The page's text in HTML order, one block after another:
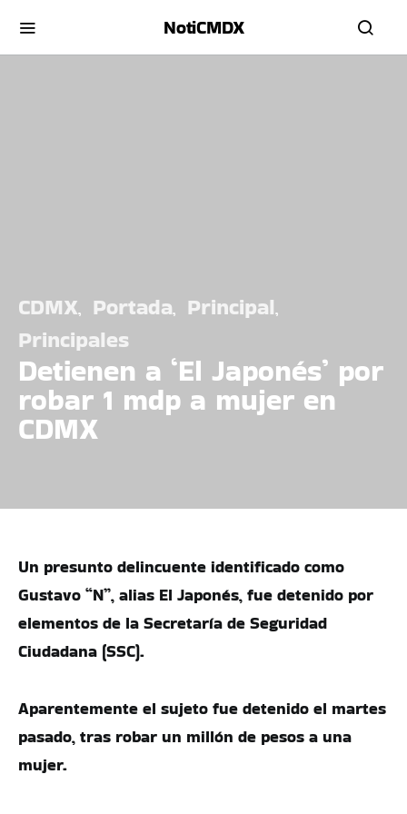
NotiCMDX
CDMX Portada Principal
Principales
Detienen a ‘El Japonés’ por
robar 1 mdp a mujer en
CDMX
Un presunto delincuente identificado como
Gustavo “N”, alias El Japonés, fue detenido por
elementos de la Secretaría de Seguridad
Ciudadana (SSC).
Aparentemente el sujeto fue detenido el martes
pasado, tras robar un millón de pesos a una
mujer.